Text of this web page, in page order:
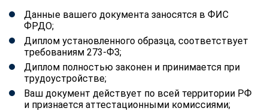
Данные вашего документа заносятся в ФИС
ФРДО;
Диплом установленного образца, соответствует
требованиям 273-ФЗ;
Диплом полностью законен и принимается при
трудоустройстве;
Ваш документ действует по всей территории РФ
и признается аттестационными комиссиями;